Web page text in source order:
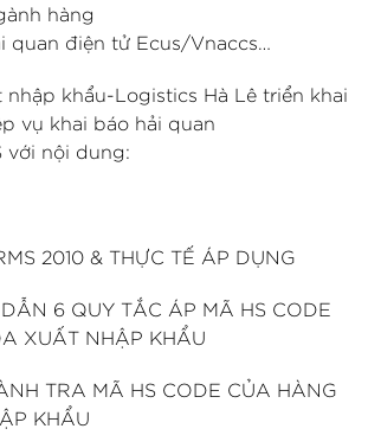
hàng
quan điện tử Ecus/Vnaccs…
khẩu-Logistics Hà Lê triển khai
vụ khai báo hải quan
với nội dung:
2010 & THỰC TẾ ÁP DỤNG
6 QUY TẮC ÁP MÃ HS CODE
XUẤT NHẬP KHẨU
TRA MÃ HS CODE CỦA HÀNG
KHẨU